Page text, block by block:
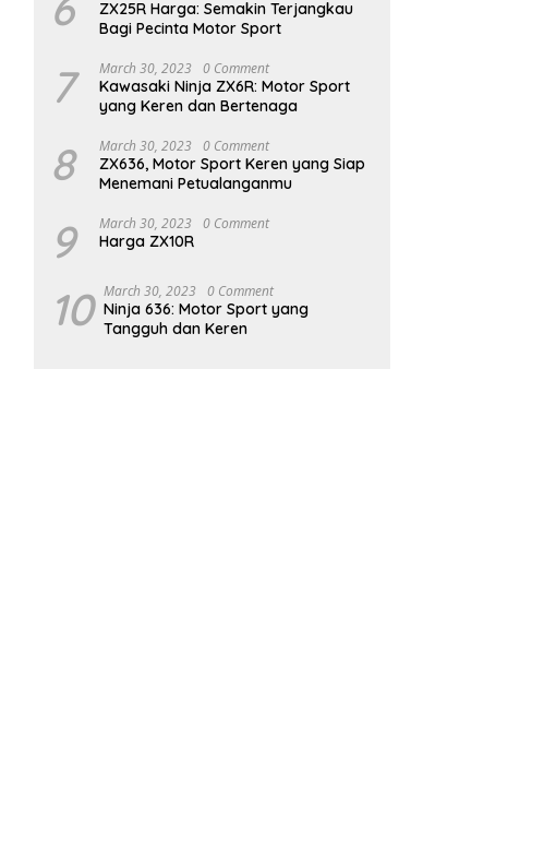
ZX25R Harga: Semakin Terjangkau
Bagi Pecinta Motor Sport
7 March 30, 2023 0 Comment
Kawasaki Ninja ZX6R: Motor Sport
yang Keren dan Bertenaga
8 March 30, 2023 0 Comment
ZX636, Motor Sport Keren yang Siap
Menemani Petualanganmu
9 March 30, 2023 0 Comment
Harga ZX10R
10 March 30, 2023 0 Comment
Ninja 636: Motor Sport yang
Tangguh dan Keren